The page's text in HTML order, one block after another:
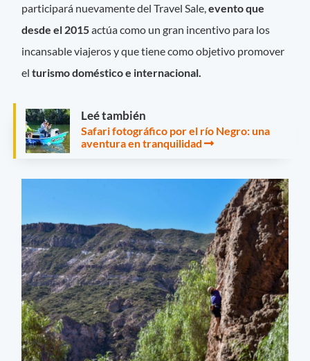
participará nuevamente del Travel Sale,evento que
desde el 2015actúa como un gran incentivo para los
incansable viajeros y que tiene como objetivo promover
elturismo doméstico e internacional.
Leé también
Safari fotográfico por el río Negro: una
aventura en tranquilidad